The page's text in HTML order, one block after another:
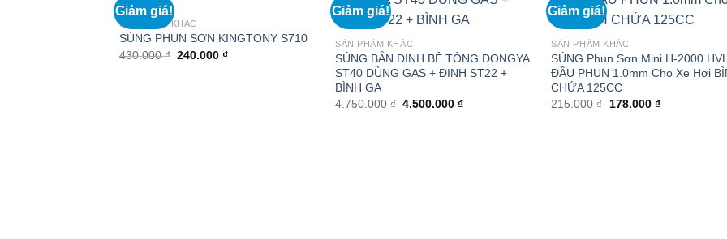
Giảm giá!
SẢN PHẨM KHÁC
SÚNG PHUN SƠN KINGTONY S710
430.000₫ Giá
240.000₫Giá
Giảm giá!
SẢN PHẨM KHÁC
SÚNG BẮN ĐINH BÊ TÔNG DONGYA
ST40 DÙNG GAS + ĐINH ST22 +
BÌNH GA
4.750.000₫ Giá
4.500.000₫Giá
Giảm giá!
SẢN PHẨM KHÁC
SÚNG Phun Sơn Mini H-2000
ĐẦU PHUN 1.0mm Cho Xe Hơi
CHỨA 125CC
215.000₫
Giá
178.000 ₫Giá